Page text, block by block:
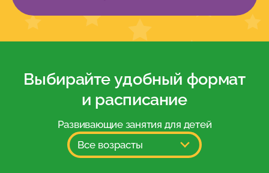
Выбирайте удобный формат
и расписание
Развивающие занятия для детей
Все возрасты